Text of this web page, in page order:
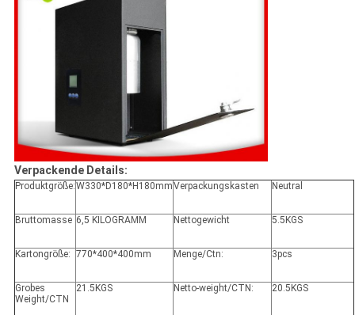
Verpackende Details:
Produktgröße:W330*D180*H180mmVerpackungskasten Neutral
Bruttomasse 6,5 KILOGRAMM Nettogewicht 5.5KGS
Kartongröße: 770*400*400mm Menge/Ctn: 3pcs
Grobes
Weight/CTN
21.5KGS Netto-weight/CTN: 20.5KGS